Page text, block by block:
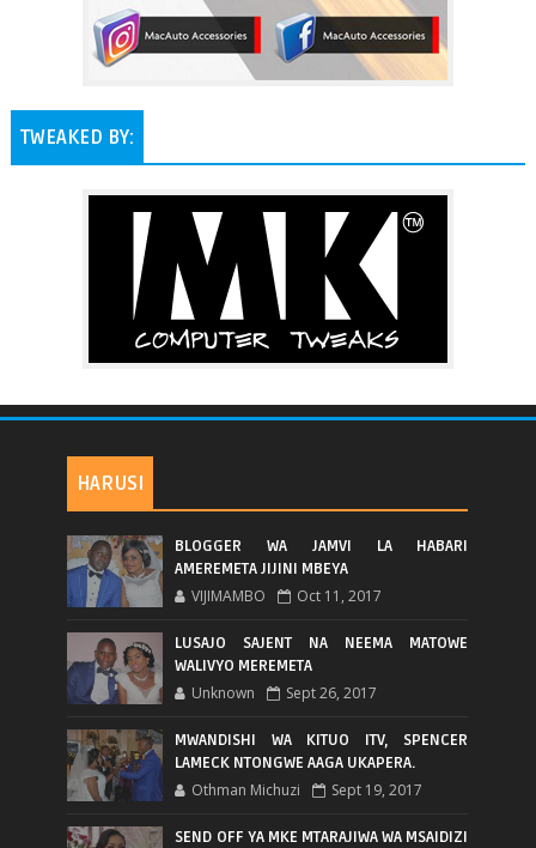
TWEAKED BY:
HARUSI
BLOGGER WA JAMVI LA HABARI
AMEREMETA JIJINI MBEYA
VIJIMAMBO Oct 11, 2017
LUSAJO SAJENT NA NEEMA MATOWE
WALIVYO MEREMETA
Unknown Sept 26, 2017
MWANDISHI WA KITUO ITV, SPENCER
LAMECK NTONGWE AAGA UKAPERA.
Othman Michuzi Sept 19, 2017
SEND OFF YA MKE MTARAJIWA WA MSAIDIZI